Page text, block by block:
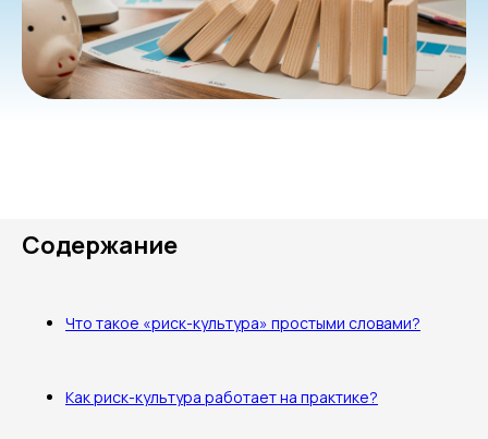
Содержание
Что такое «риск-культура» простыми словами?
Как риск-культура работает на практике?